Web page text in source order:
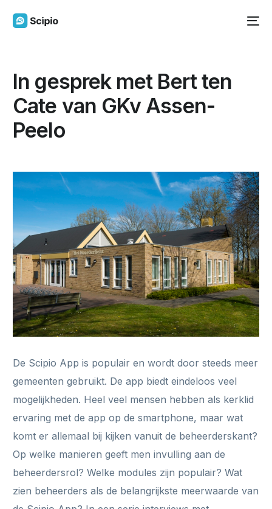
In gesprek met Bert ten
Cate van GKv Assen-
Peelo
De Scipio App is populair en wordt door steeds meer
gemeenten gebruikt. De app biedt eindeloos veel
mogelijkheden. Heel veel mensen hebben als kerklid
ervaring met de app op de smartphone, maar wat
komt er allemaal bij kijken vanuit de beheerderskant?
Op welke manieren geeft men invulling aan de
beheerdersrol? Welke modules zijn populair? Wat
zien beheerders als de belangrijkste meerwaarde van